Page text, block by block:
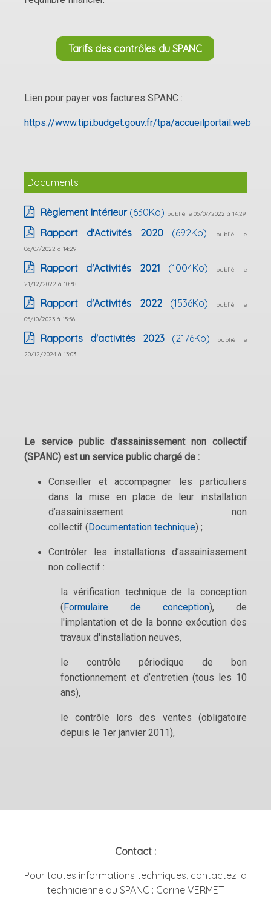
Tarifs des contrôles du SPANC
Lien pour payer vos factures SPANC :
https://www.tipi.budget.gouv.fr/tpa/accueilportail.web
Documents
Règlement Intérieur(630Ko) publié le 06/07/2022 à 14:29
Rapport d'Activités 2020 (692Ko)
publié le
06/07/2022 à 14:29
Rapport d'Activités 2021 (1004Ko)
publié le
21/12/2022 à 10:38
Rapport d'Activités 2022(1536Ko)
publié le
05/10/2023 à 15:56
Rapports d'activités 2023(2176Ko)
publié le
20/12/2024 à 13:03
Le service public d'assainissement non collectif
(SPANC) est un service public chargé de :
Conseiller et accompagner les particuliers
dans la mise en place de leur installation
d’assainissement non
collectif (Documentation technique) ;
Contrôler les installations d’assainissement
non collectif :
la vérification technique de la conception
(Formulaire de conception), de
l'implantation et de la bonne exécution des
travaux d'installation neuves,
le contrôle périodique de bon
fonctionnement et d’entretien (tous les 10
ans),
le contrôle lors des ventes (obligatoire
depuis le 1er janvier 2011),
Contact :
Pour toutes informations techniques, contactez la
technicienne du SPANC : Carine VERMET